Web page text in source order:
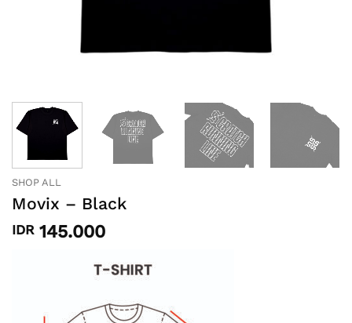
SHOP ALL
Movix – Black
IDR145.000